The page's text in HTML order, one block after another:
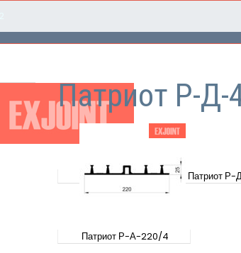
Патриот Р-Д-
Патриот
Патриот Р-А-220/4